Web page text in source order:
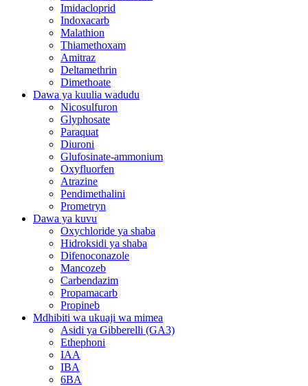
Imidacloprid
Indoxacarb
Malathion
Thiamethoxam
Amitraz
Deltamethrin
Dimethoate
Dawa ya kuulia wadudu
Nicosulfuron
Glyphosate
Paraquat
Diuroni
Glufosinate-ammonium
Oxyfluorfen
Atrazine
Pendimethalini
Prometryn
Dawa ya kuvu
Oxychloride ya shaba
Hidroksidi ya shaba
Difenoconazole
Mancozeb
Carbendazim
Propamacarb
Propineb
Mdhibiti wa ukuaji wa mimea
Asidi ya Gibberelli (GA3)
Ethephoni
IAA
IBA
6BA